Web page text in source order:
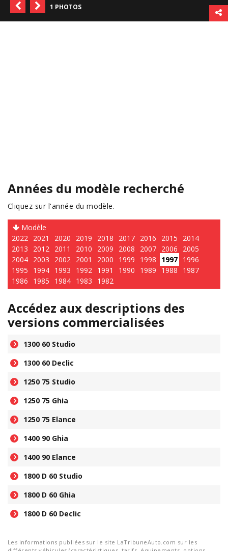
1 PHOTOS
Années du modèle recherché
Cliquez sur l'année du modèle.
Modèle
2022 2021 2020 2019 2018 2017 2016 2015
2014
2013
2012 2011 2010 2009 2008 2007 2006
2005
2004 2003 2002 2001 2000 1999 1998 1997 1996
1995
1994 1993 1992 1991 1990 1989 1988
1987
1986
1985 1984 1983 1982
Accédez aux descriptions des
versions commercialisées
1300 60 Studio
1300 60 Declic
1250 75 Studio
1250 75 Ghia
1250 75 Elance
1400 90 Ghia
1400 90 Elance
1800 D 60 Studio
1800 D 60 Ghia
1800 D 60 Declic
Les informations publiées sur le site LaTribuneAuto.com sur les